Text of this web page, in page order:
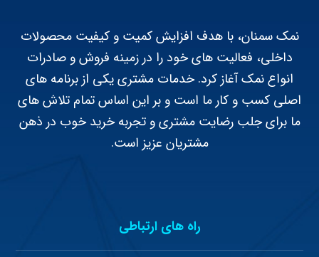
نمک سمنان، با هدف افزایش کمیت و کیفیت محصولات
داخلی، فعالیت های خود را در زمینه فروش و صادرات
انواع نمک آغاز کرد. خدمات مشتری یکی از برنامه های
اصلی کسب و کار ما است و بر این اساس تمام تلاش های
ما برای جلب رضایت مشتری و تجربه خرید خوب در ذهن
مشتریان عزیز است.
راه های ارتباطی